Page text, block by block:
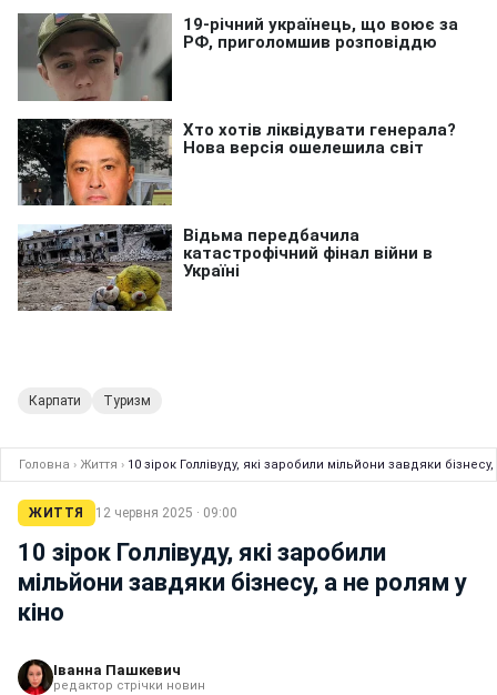
Карпати Туризм
Головна › Життя › 10 зірок Голлівуду, які заробили мільйони завдяки
ЖИТТЯ 12 червня 2025 · 09:00
10 зірок Голлівуду, які заробили
мільйони завдяки бізнесу, а не ролям у
кіно
Іванна Пашкевич
редактор стрічки новин